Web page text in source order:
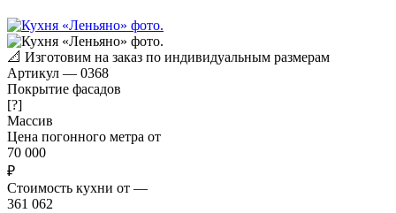
📐 Изготовим на заказ по индивидуальным размерам
Артикул — 0368
Покрытие фасадов
[?]
Массив
Цена погонного метра от
70 000
₽
Стоимость кухни от —
361 062